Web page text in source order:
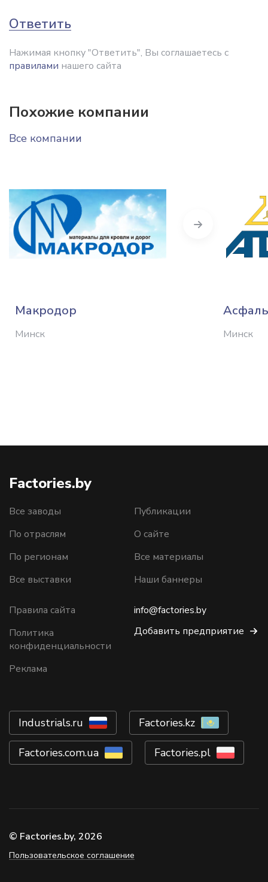
Ответить
Нажимая кнопку "Ответить", Вы соглашаетесь с
правилами нашего сайта
Похожие компании
Все компании
Макродор
Минск Минск
Factories.by
Все заводы
По отраслям
По регионам
Все выставки
Публикации
О сайте
Все материалы
Наши баннеры
Правила сайта
Политика
конфиденциальности
Реклама
info@factories.by
Добавить предприятие
Industrials.ru Factories.kz
Factories.com.ua Factories.pl
© Factories.by, 2026
Пользовательское соглашение